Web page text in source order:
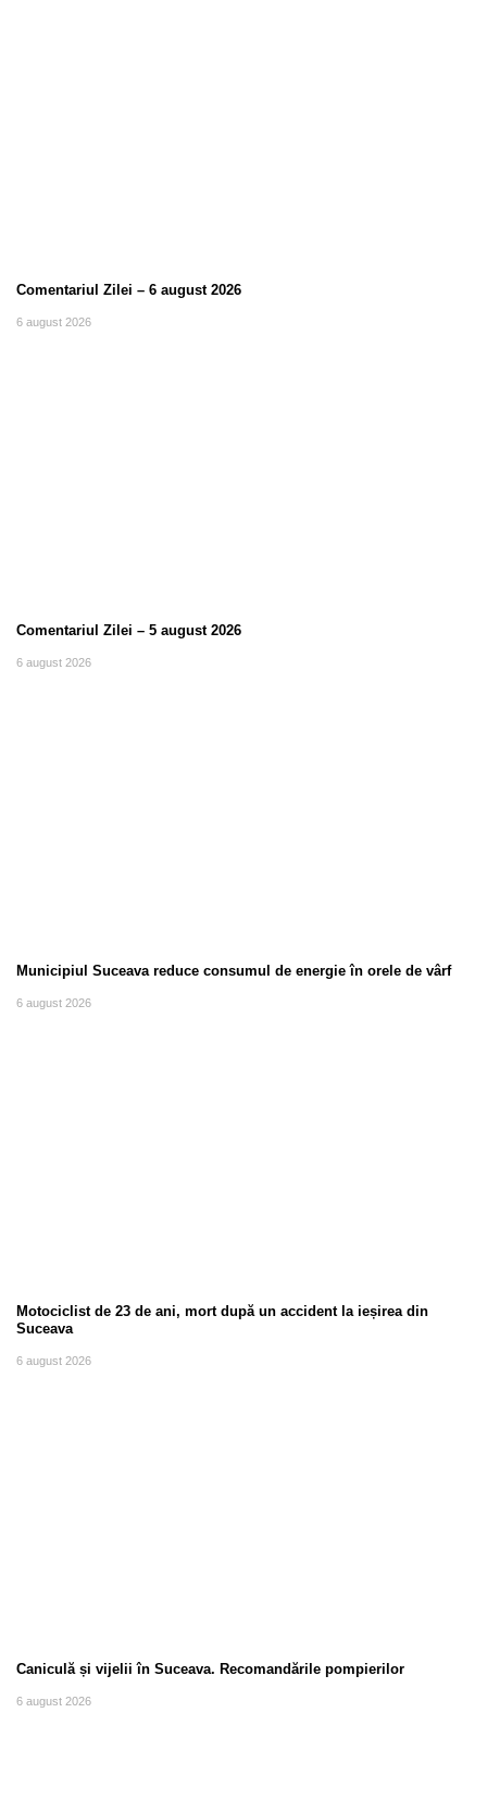
Comentariul Zilei – 6 august 2026
6 august 2026
Comentariul Zilei – 5 august 2026
6 august 2026
Municipiul Suceava reduce consumul de energie în orele de vârf
6 august 2026
Motociclist de 23 de ani, mort după un accident la ieșirea din
Suceava
6 august 2026
Caniculă și vijelii în Suceava. Recomandările pompierilor
6 august 2026